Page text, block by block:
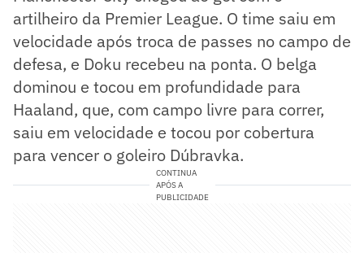
artilheiro da Premier League. O time saiu em
velocidade após troca de passes no campo de
defesa, e Doku recebeu na ponta. O belga
dominou e tocou em profundidade para
Haaland, que, com campo livre para correr,
saiu em velocidade e tocou por cobertura
para vencer o goleiro Dúbravka.
CONTINUA
APÓS A
PUBLICIDADE